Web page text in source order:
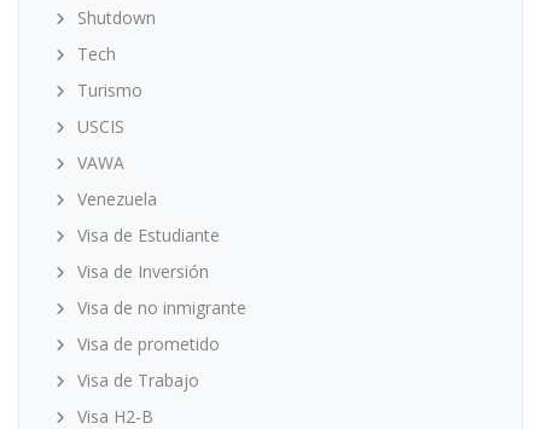
Shutdown
Tech
Turismo
USCIS
VAWA
Venezuela
Visa de Estudiante
Visa de Inversión
Visa de no inmigrante
Visa de prometido
Visa de Trabajo
Visa H2-B